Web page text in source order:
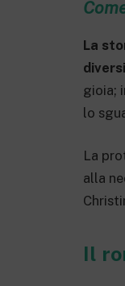
La
gioia;
lo
La
alla
Il